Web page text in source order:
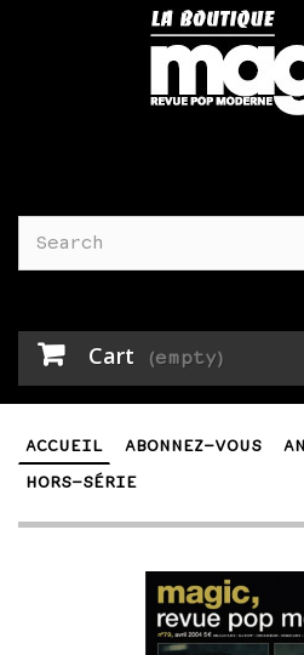
Cart (empty)
ACCUEIL ABONNEZ-VOUS
HORS-SÉRIE